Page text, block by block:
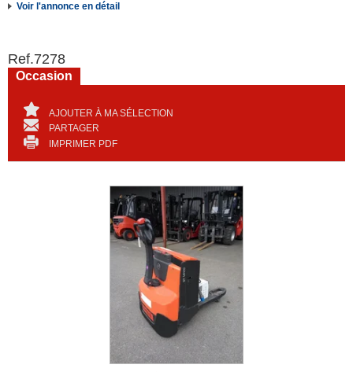
Voir l'annonce en détail
Ref.7278
Occasion
AJOUTER À MA SÉLECTION
PARTAGER
IMPRIMER PDF
Révisé repeint
garantie